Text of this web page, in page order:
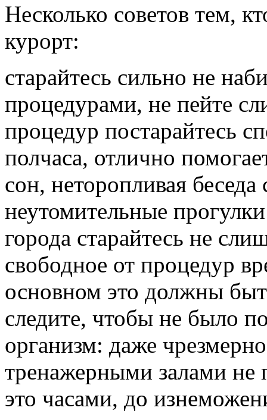
Несколько советов тем,
курорт:
старайтесь сильно не
процедурами, не пейте
процедур постарайтесь
полчаса, отлично
сон, неторопливая
неутомительные
города старайтесь не
свободное от процедур
основном это должны
следите, чтобы не было
организм: даже
тренажерными залами не
это часами, до